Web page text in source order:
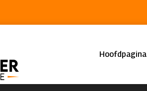
Hoofdpagina